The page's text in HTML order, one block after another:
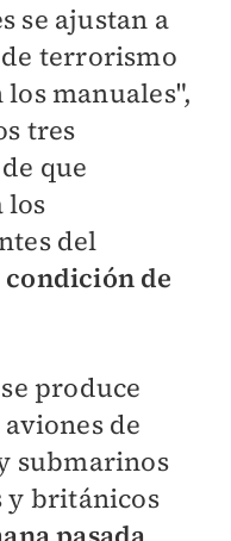
se ajustan a
terrorismo
manuales",
tres
que
los
del
de
produce
de
submarinos
y británicos